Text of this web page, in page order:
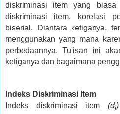
diskriminasi item yang
diskriminasi item, korelasi
biserial. Diantara ketiganya,
menggunakan yang mana
perbedaannya. Tulisan ini
ketiganya dan bagaimana
Indeks Diskriminasi Item
Indeks diskriminasi item (di